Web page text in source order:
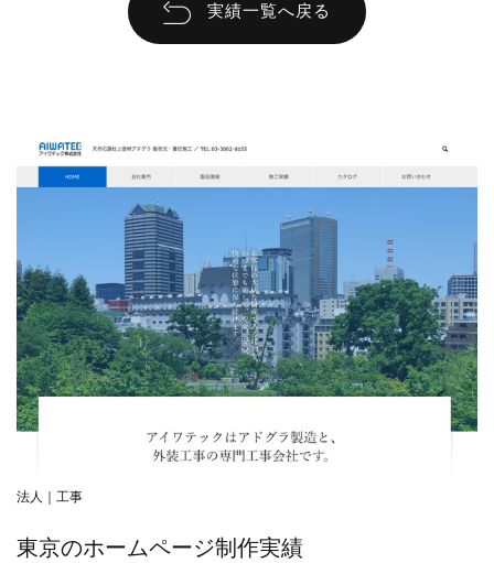
実績一覧へ戻る
法人｜工事
東京のホームページ制作実績